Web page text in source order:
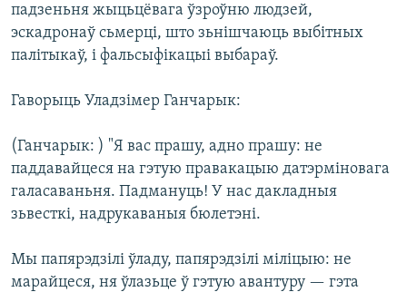
падзеньня жыцьцёвага ўзроўню людзей,
эскадронаў сьмерці, што зьнішчаюць выбітных
палітыкаў, і фальсыфікацыі выбараў.
Гаворыць Уладзімер Ганчарык:
(Ганчарык: ) "Я вас прашу, адно прашу: не
паддавайцеся на гэтую правакацыю датэрміновага
галасаваньня. Падмануць! У нас дакладныя
зьвесткі, надрукаваныя бюлетэні.
Мы папярэдзілі ўладу, папярэдзілі міліцыю: не
марайцеся, ня ўлазьце ў гэтую авантуру — гэта